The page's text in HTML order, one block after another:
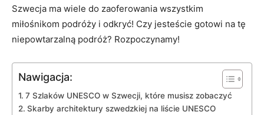
Szwecja ma wiele do zaoferowania wszystkim
miłośnikom podróży i odkryć! Czy jesteście gotowi na tę
‍niepowtarzalną podróż? Rozpoczynamy!
Nawigacja:
7‍ Szlaków UNESCO w Szwecji, które musisz zobaczyć
Skarby architektury szwedzkiej na liście UNESCO